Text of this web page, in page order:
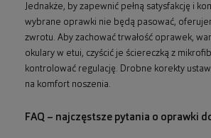
Jednakże, by zapewnić pełną satysfakcję i
wybrane oprawki nie będą pasować,
zwrotu. Aby zachować trwałość oprawek,
okulary w etui, czyścić je ściereczką z
kontrolować regulację. Drobne korekty
na komfort noszenia.
FAQ – najczęstsze pytania o oprawki